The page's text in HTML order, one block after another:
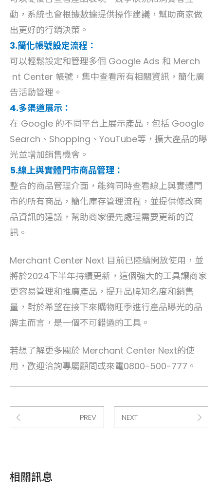
動，系統也會根據數據提供操作建議，幫助商家做
出更好的行銷決策。
3.簡化帳號設定流程：
可以輕鬆設定和管理多個 Google Ads 和 Merch
nt Center 帳號，集中查看所有相關資訊，簡化廣
告活動管理。
4.多渠道展示：
在 Google 的不同平台上展示產品，包括 Google
Search、Shopping、YouTube等，擴大產品的曝
光並增加銷售機會。
5.線上與實體門市商品管理：
整合的商品管理介面，能夠同時查看線上與實體門
市的所有商品，簡化庫存管理流程，並提供修改商
品資訊的建議，幫助商家優先處理需要更新的資
訊。
Merchant Center Next 目前已陸續開放使用，並
將於2024下半年持續更新，這個強大的工具讓商家
更容易管理和推廣產品，提升品牌知名度和銷售
量，對於希望在接下來購物旺季進行產品曝光的品
牌主而言，是一個不可錯過的工具。
若想了解更多關於 Merchant Center Next的使
用，歡迎洽詢專屬顧問或來電0800-500-777。
PREV NEXT
相關訊息